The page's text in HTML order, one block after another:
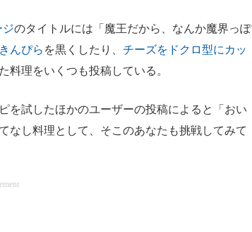
ジのタイトルには「魔王だから、なんか魔界っぽ
きんぴら を黒くしたり、 チーズをドクロ型にカッ
料理をいくつも投稿している。
試したほかのユーザーの投稿によると「おい
なし料理として、そこのあなたも挑戦してみて